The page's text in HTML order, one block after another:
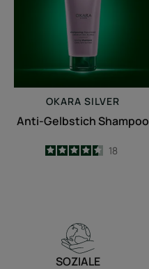
OKARA SILVER
Anti-Gelbstich Shampoo
4.5
/5
18
SOZIALE